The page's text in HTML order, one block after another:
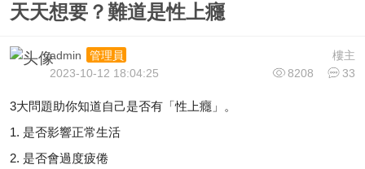
天天想要？難道是性上癮
樓主
admin
管理員
8208
33
2023-10-12 18:04:25
3大問題助你知道自己是否有「性上癮」。
1. 是否影響正常生活
2. 是否會過度疲倦